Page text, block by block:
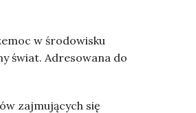
w środowisku
świat. Adresowana do
zajmujących się